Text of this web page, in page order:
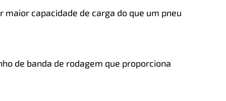
capacidade de carga do que um pneu
de banda de rodagem que proporciona